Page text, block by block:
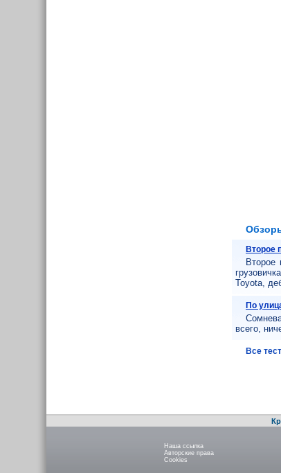
Второе
Второе
Toyota,
По
всего,
Все
Наша ссылка
Авторские права
Cookies